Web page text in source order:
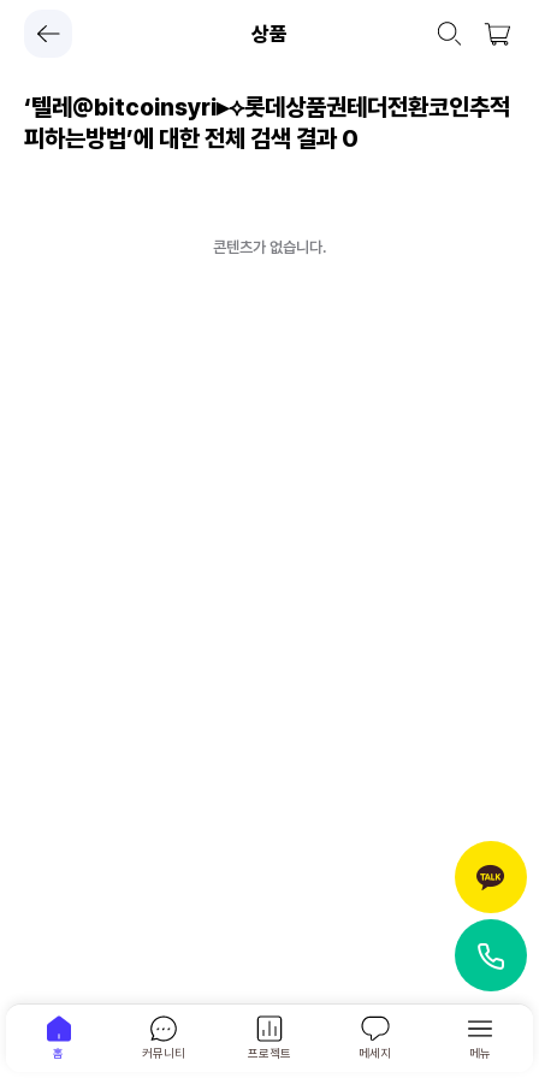
상품
‘텔레@bitcoinsyri▸⟡롯데상품권테더전환코인추적
피하는방법’에 대한 전체 검색 결과0
콘텐츠가 없습니다.
홈 커뮤니티 프로젝트 메세지 메뉴